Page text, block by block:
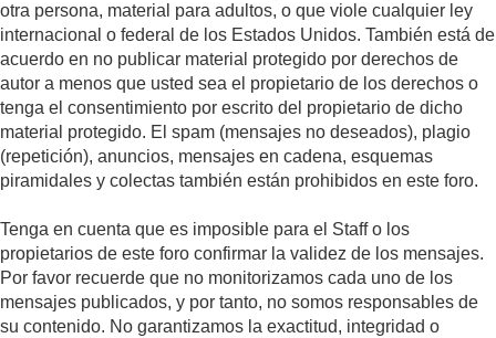
otra persona, material para adultos, o que viole cualquier ley
internacional o federal de los Estados Unidos. También está de
acuerdo en no publicar material protegido por derechos de
autor a menos que usted sea el propietario de los derechos o
tenga el consentimiento por escrito del propietario de dicho
material protegido. El spam (mensajes no deseados), plagio
(repetición), anuncios, mensajes en cadena, esquemas
piramidales y colectas también están prohibidos en este foro.
Tenga en cuenta que es imposible para el Staff o los
propietarios de este foro confirmar la validez de los mensajes.
Por favor recuerde que no monitorizamos cada uno de los
mensajes publicados, y por tanto, no somos responsables de
su contenido. No garantizamos la exactitud, integridad o